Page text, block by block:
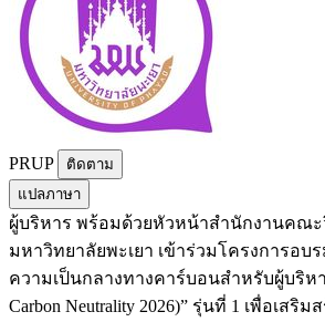
PRUP
ติดตาม
แปลภาษา
ผู้บริหาร พร้อมด้วยหัวหน้าสำนักงานคณะ
มหาวิทยาลัยพะเยา เข้าร่วมโครงการอบ
ความเป็นกลางทางคาร์บอนสำหรับผู้บริห
Carbon Neutrality 2026)” รุ่นที่ 1 เพื่อเสริ